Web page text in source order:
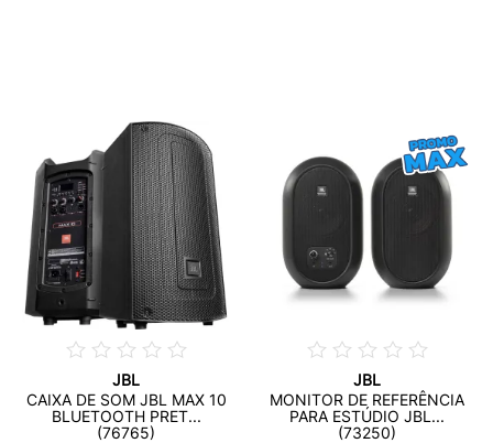
JBL
CAIXA DE SOM JBL MAX 10
BLUETOOTH PRET...
(76765)
JBL
MONITOR DE REFERÊNCIA
PARA ESTÚDIO JBL...
(73250)